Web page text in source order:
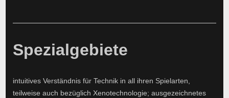
Spezialgebiete
intuitives Verständnis für Technik in all ihren Spielarten,
teilweise auch bezüglich Xenotechnologie; ausgezeichnetes